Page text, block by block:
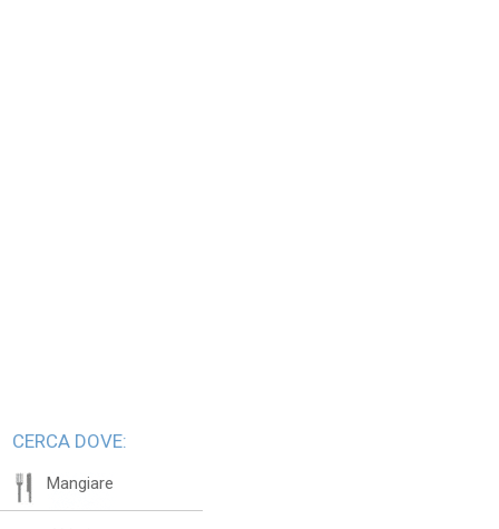
CERCA DOVE:
Mangiare